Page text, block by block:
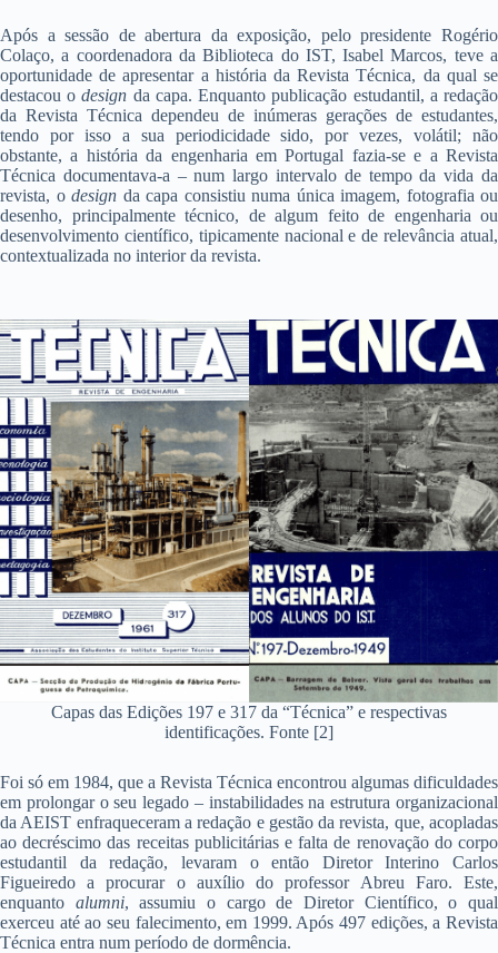
Após a sessão de abertura da exposição, pelo presidente Rogério
Colaço, a coordenadora da Biblioteca do IST, Isabel Marcos, teve a
oportunidade de apresentar a história da Revista Técnica, da qual se
destacou odesign da capa. Enquanto publicação estudantil, a redação
da Revista Técnica dependeu de inúmeras gerações de estudantes,
tendo por isso a sua periodicidade sido, por vezes, volátil; não
obstante, a história da engenharia em Portugal fazia-se e a Revista
Técnica documentava-a – num largo intervalo de tempo da vida da
revista, o design da capa consistiu numa única imagem, fotografia ou
desenho, principalmente técnico, de algum feito de engenharia ou
desenvolvimento científico, tipicamente nacional e de relevância atual,
contextualizada no interior da revista.
Capas das Edições 197 e 317 da “Técnica” e respectivas
identificações. Fonte [2]
Foi só em 1984, que a Revista Técnica encontrou algumas dificuldades
em prolongar o seu legado – instabilidades na estrutura organizacional
da AEIST enfraqueceram a redação e gestão da revista, que, acopladas
ao decréscimo das receitas publicitárias e falta de renovação do corpo
estudantil da redação, levaram o então Diretor Interino Carlos
Figueiredo a procurar o auxílio do professor Abreu Faro. Este,
enquanto alumni, assumiu o cargo de Diretor Científico, o qual
exerceu até ao seu falecimento, em 1999. Após 497 edições, a Revista
Técnica entra num período de dormência.